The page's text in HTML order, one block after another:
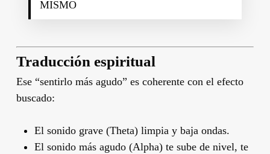
MISMO
Traducción espiritual
Ese “sentirlo más agudo” es coherente con el efecto
buscado:
El sonido grave (Theta) limpia y baja ondas.
El sonido más agudo (Alpha) te sube de nivel, te